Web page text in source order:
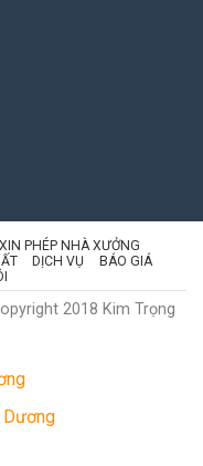
XIN PHÉP NHÀ XƯỞNG
DỊCH VỤ
BÁO GIÁ
2018 Kim Trọng
Dương